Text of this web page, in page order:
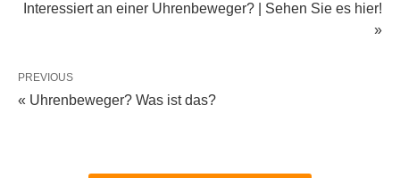
Interessiert an einer Uhrenbeweger? | Sehen Sie es hier!
»
PREVIOUS
« Uhrenbeweger? Was ist das?